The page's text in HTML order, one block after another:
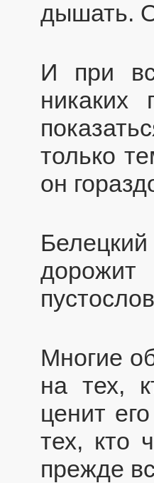
дышать.
И при
только
он
Многие
на тех,
ценит
тех, кто
прежде